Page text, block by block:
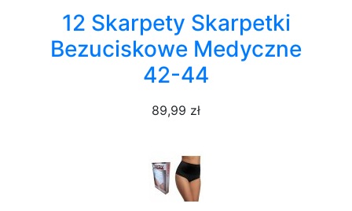
12 Skarpety Skarpetki
Bezuciskowe Medyczne
42-44
89,99 zł